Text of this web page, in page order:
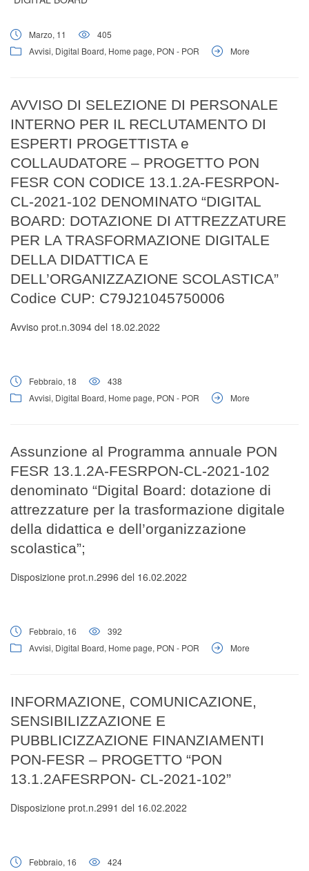
Marzo, 11
405
Avvisi, Digital Board, Home page, PON - POR More
AVVISO DI SELEZIONE DI PERSONALE
INTERNO PER IL RECLUTAMENTO DI
ESPERTI PROGETTISTA e
COLLAUDATORE – PROGETTO PON
FESR CON CODICE 13.1.2A-FESRPON-
CL-2021-102 DENOMINATO “DIGITAL
BOARD: DOTAZIONE DI ATTREZZATURE
PER LA TRASFORMAZIONE DIGITALE
DELLA DIDATTICA E
DELL’ORGANIZZAZIONE SCOLASTICA”
Codice CUP: C79J21045750006
Avviso prot.n.3094 del 18.02.2022
Febbraio, 18
438
Avvisi, Digital Board, Home page, PON - POR More
Assunzione al Programma annuale PON
FESR 13.1.2A-FESRPON-CL-2021-102
denominato “Digital Board: dotazione di
attrezzature per la trasformazione digitale
della didattica e dell’organizzazione
scolastica”;
Disposizione prot.n.2996 del 16.02.2022
Febbraio, 16
392
Avvisi, Digital Board, Home page, PON - POR More
INFORMAZIONE, COMUNICAZIONE,
SENSIBILIZZAZIONE E
PUBBLICIZZAZIONE FINANZIAMENTI
PON-FESR – PROGETTO “PON
13.1.2AFESRPON- CL-2021-102”
Disposizione prot.n.2991 del 16.02.2022
Febbraio, 16
424